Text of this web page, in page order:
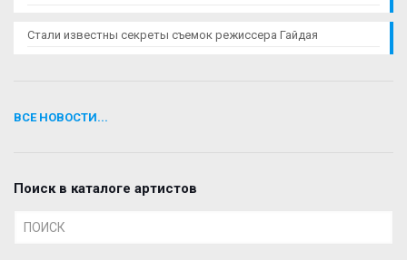
Стали известны секреты съемок режиссера Гайдая
ВСЕ НОВОСТИ...
Поиск в каталоге артистов